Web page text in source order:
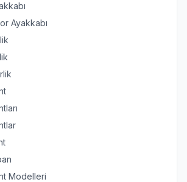
Ayakkabı
Modelleri